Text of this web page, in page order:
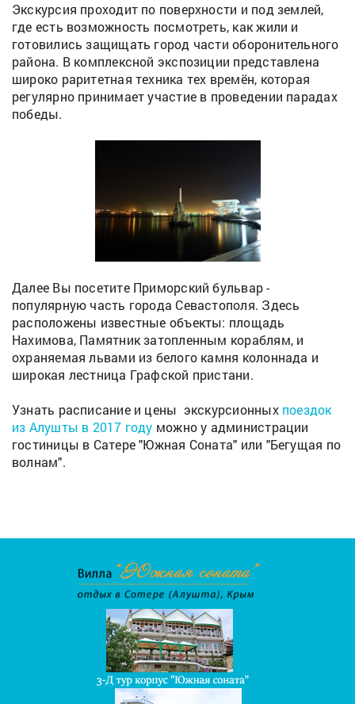
Экскурсия проходит по поверхности и под землей,
где есть возможность посмотреть, как жили и
готовились защищать город части оборонительного
района. В комплексной экспозиции представлена
широко раритетная техника тех времён, которая
регулярно принимает участие в проведении парадах
победы.
Далее Вы посетите Приморский бульвар -
популярную часть города Севастополя. Здесь
расположены известные объекты: площадь
Нахимова, Памятник затопленным кораблям, и
охраняемая львами из белого камня колоннада и
широкая лестница Графской пристани.
Узнать расписание и цены экскурсионных поездок
из Алушты в 2017 году можно у администрации
гостиницы в Сатере "Южная Соната" или "Бегущая по
волнам".